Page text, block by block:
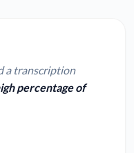
a transcription
percentage of